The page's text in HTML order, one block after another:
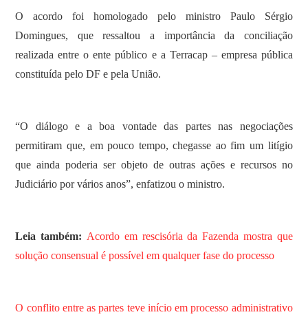
O acordo foi homologado pelo ministro Paulo Sérgio
Domingues, que ressaltou a importância da conciliação
realizada entre o ente público e a Terracap – empresa pública
constituída pelo DF e pela União.
“O diálogo e a boa vontade das partes nas negociações
permitiram que, em pouco tempo, chegasse ao fim um litígio
que ainda poderia ser objeto de outras ações e recursos no
Judiciário por vários anos”, enfatizou o ministro.
Leia também: Acordo em rescisória da Fazenda mostra que
solução consensual é possível em qualquer fase do processo
O conflito entre as partes teve início em processo administrativo